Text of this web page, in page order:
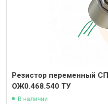
Резистор переменный
ОЖ0.468.540 ТУ
В наличии